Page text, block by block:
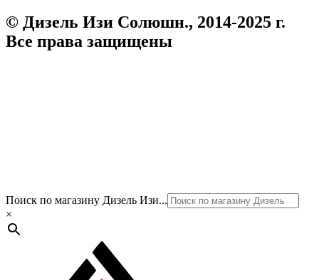
© Дизель Изи Солюшн., 2014-2025 г.
Все права защищены
Поиск по магазину Дизель Изи...
×